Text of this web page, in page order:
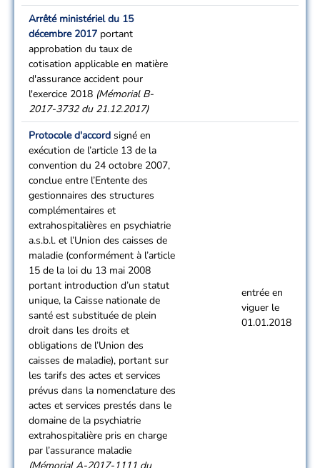
Arrêté ministériel du 15
décembre 2017 portant
approbation du taux de
cotisation applicable en matière
d'assurance accident pour
l'exercice 2018 (Mémorial B-
2017-3732 du 21.12.2017)
Protocole d'accord signé en
exécution de l’article 13 de la
convention du 24 octobre 2007,
conclue entre l’Entente des
gestionnaires des structures
complémentaires et
extrahospitalières en psychiatrie
a.s.b.l. et l’Union des caisses de
maladie (conformément à l’article
15 de la loi du 13 mai 2008
portant introduction d’un statut
unique, la Caisse nationale de
santé est substituée de plein
droit dans les droits et
obligations de l’Union des
caisses de maladie), portant sur
les tarifs des actes et services
prévus dans la nomenclature des
actes et services prestés dans le
domaine de la psychiatrie
extrahospitalière pris en charge
par l’assurance maladie
entrée en
viguer le
01.01.2018